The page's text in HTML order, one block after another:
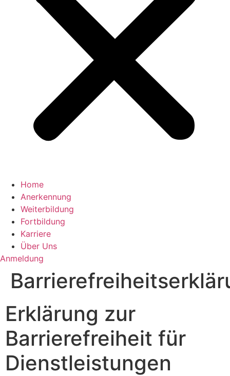
Home
Anerkennung
Weiterbildung
Fortbildung
Karriere
Über Uns
Anmeldung
Erklärung zur
Barrierefreiheit für
Dienstleistungen